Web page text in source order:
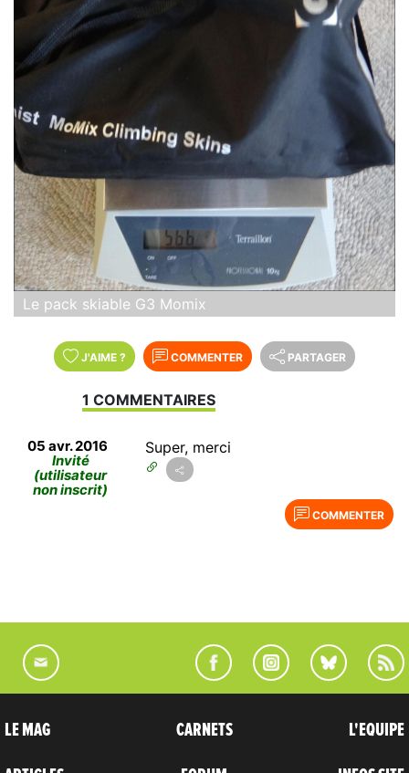
Le pack skiable G3 Momix
J'AIME ? COMMENTER PARTAGER
1 COMMENTAIRES
05 avr. 2016
Invité
(utilisateur
non inscrit)
Super, merci
COMMENTER
LE MAG CARNETS L'EQUIPE